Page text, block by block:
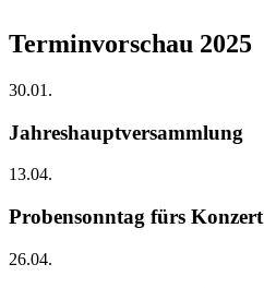
Terminvorschau 2025
30.01.
Jahreshauptversammlung
13.04.
Probensonntag fürs Konzert
26.04.